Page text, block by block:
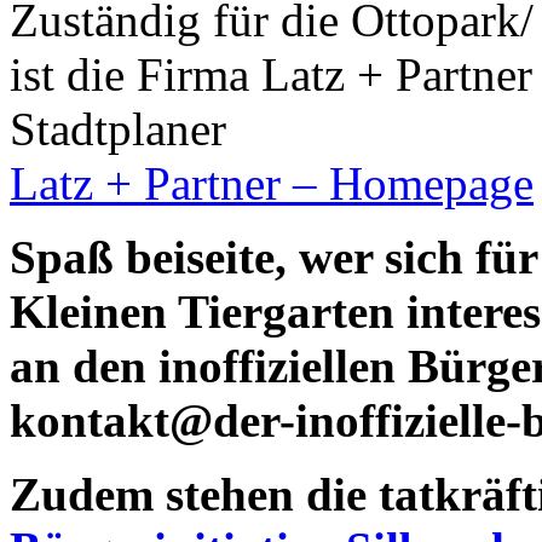
Zuständig für die
ist die Firma Latz +
Stadtplaner
Latz + Partner – Homepage
Spaß beiseite, wer sich
Kleinen Tiergarten
an den inoffiziellen
kontakt@der-inoffizielle-
Zudem stehen die